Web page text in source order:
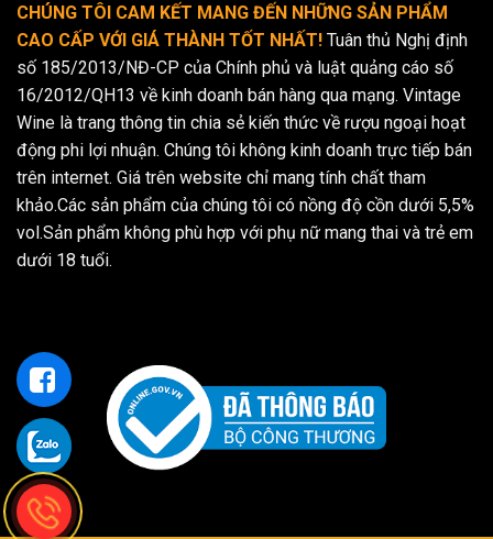
CHÚNG TÔI CAM KẾT MANG ĐẾN NHỮNG SẢN PHẨM
CAO CẤP VỚI GIÁ THÀNH TỐT NHẤT! Tuân thủ Nghị định
số 185/2013/NĐ-CP của Chính phủ và luật quảng cáo số
16/2012/QH13 về kinh doanh bán hàng qua mạng. Vintage
Wine là trang thông tin chia sẻ kiến thức về rượu ngoại hoạt
động phi lợi nhuận. Chúng tôi không kinh doanh trực tiếp bán
trên internet. Giá trên website chỉ mang tính chất tham
khảo.Các sản phẩm của chúng tôi có nồng độ cồn dưới 5,5%
vol.Sản phẩm không phù hợp với phụ nữ mang thai và trẻ em
dưới 18 tuổi.